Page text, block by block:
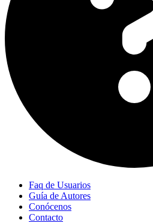
Faq de Usuarios
Guía de Autores
Conócenos
Contacto